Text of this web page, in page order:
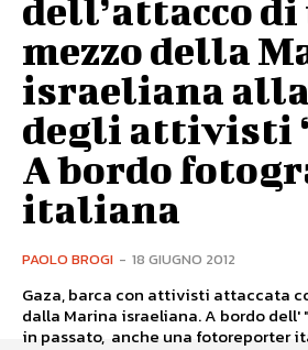
dell’attacco di
mezzo della
israeliana
degli attivisti
A bordo
italiana
PAOLO BROGI - 18 GIUGNO 2012
Gaza, barca con attivisti attaccata
dalla Marina israeliana. A bordo
in passato, anche una fotoreporter